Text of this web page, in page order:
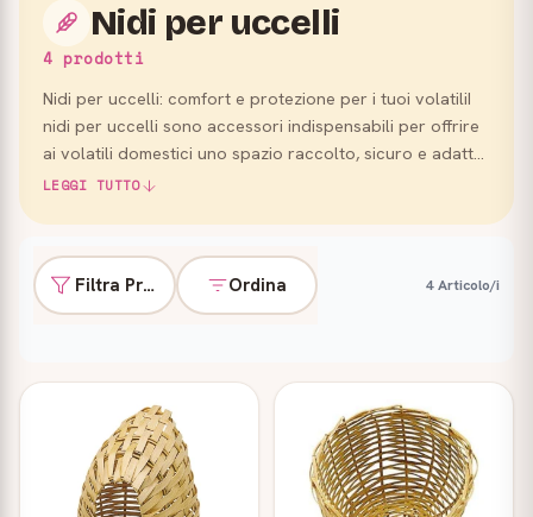
Nidi per uccelli
4 prodotti
Nidi per uccelli: comfort e protezione per i tuoi volatiliI
nidi per uccelli sono accessori indispensabili per offrire
ai volatili domestici uno spazio raccolto, sicuro e adatto
al riposo o alla cova. In questa categori…
LEGGI TUTTO
Filtra Prodotti Ordina 4 Articolo/i
Prodotti